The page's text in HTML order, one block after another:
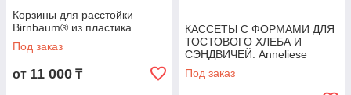
Корзины для расстойки
Birnbaum® из пластика
Под заказ
от 11 000 ₸
КАССЕТЫ С ФОРМАМИ ДЛЯ
ТОСТОВОГО ХЛЕБА И
СЭНДВИЧЕЙ. Anneliese
Под заказ